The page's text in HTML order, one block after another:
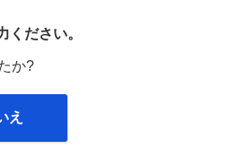
ください。
か?
え